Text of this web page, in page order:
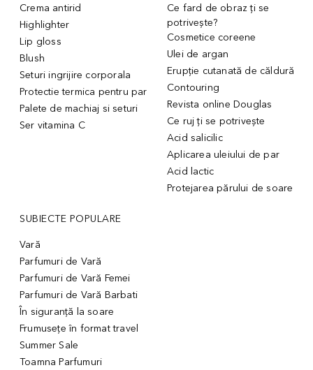
Crema antirid
Highlighter
Lip gloss
Blush
Seturi ingrijire corporala
Protectie termica pentru par
Palete de machiaj si seturi
Ser vitamina C
Ce fard de obraz ți se
potrivește?
Cosmetice coreene
Ulei de argan
Erupție cutanată de căldură
Contouring
Revista online Douglas
Ce ruj ți se potrivește
Acid salicilic
Aplicarea uleiului de par
Acid lactic
Protejarea părului de soare
SUBIECTE POPULARE
Vară
Parfumuri de Vară
Parfumuri de Vară Femei
Parfumuri de Vară Barbati
În siguranță la soare
Frumusețe în format travel
Summer Sale
Toamna Parfumuri